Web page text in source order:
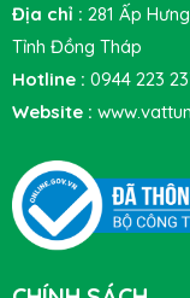
Địa chỉ : 281 Ấp
Tỉnh Đồng Tháp
Hotline : 0944 223
Website :